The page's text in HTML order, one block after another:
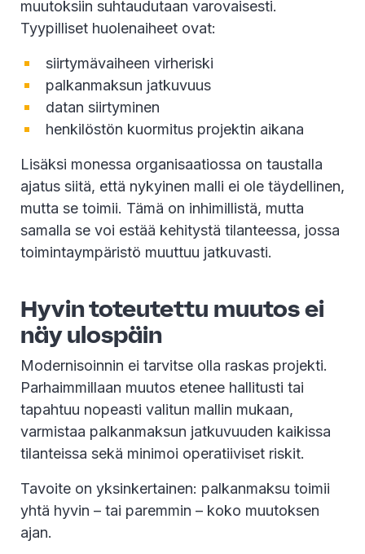
muutoksiin suhtaudutaan varovaisesti.
Tyypilliset huolenaiheet ovat:
siirtymävaiheen virheriski
palkanmaksun jatkuvuus
datan siirtyminen
henkilöstön kuormitus projektin aikana
Lisäksi monessa organisaatiossa on taustalla
ajatus siitä, että nykyinen malli ei ole täydellinen,
mutta se toimii. Tämä on inhimillistä, mutta
samalla se voi estää kehitystä tilanteessa, jossa
toimintaympäristö muuttuu jatkuvasti.
Hyvin toteutettu muutos ei
näy ulospäin
Modernisoinnin ei tarvitse olla raskas projekti.
Parhaimmillaan muutos etenee hallitusti tai
tapahtuu nopeasti valitun mallin mukaan,
varmistaa palkanmaksun jatkuvuuden kaikissa
tilanteissa sekä minimoi operatiiviset riskit.
Tavoite on yksinkertainen: palkanmaksu toimii
yhtä hyvin – tai paremmin – koko muutoksen
ajan.